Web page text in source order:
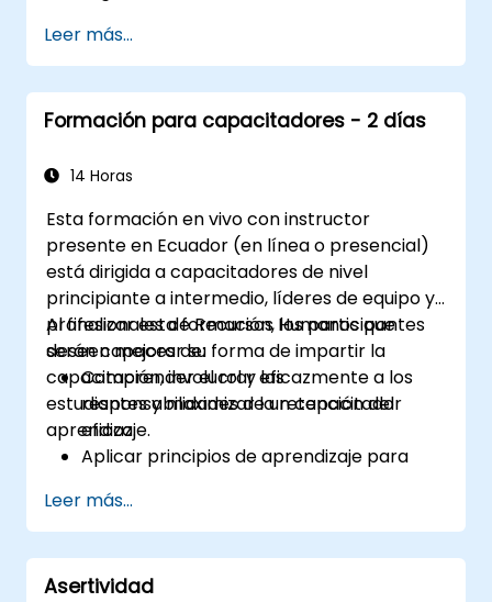
Leer más...
Formación para capacitadores - 2 días
14 Horas
Esta formación en vivo con instructor
presente en Ecuador (en línea o presencial)
está dirigida a capacitadores de nivel
principiante a intermedio, líderes de equipo y
profesionales de Recursos Humanos que
deseen mejorar su forma de impartir la
capacitación, involucrar eficazmente a los
estudiantes y maximizar la retención del
aprendizaje.
Al finalizar esta formación, los participantes
serán capaces de:
Comprender el rol y las
responsabilidades de un capacitador
eficaz.
Aplicar principios de aprendizaje para
conocimiento.
Utilizar diferentes estilos de aprendizaje
para involucrar a audiencias diversas.
Desarrollar programas de capacitación
Leer más...
Asertividad